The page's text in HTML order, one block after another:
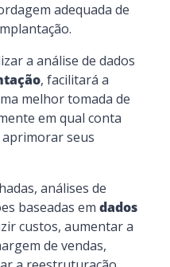
adequada de
a análise de dados
, facilitará a
melhor tomada de
em qual conta
seus
análises de
baseadas em dados
custos, aumentar a
de vendas,